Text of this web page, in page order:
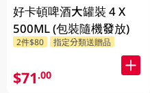
好卡頓啤酒大罐裝 4 X
500ML (包裝隨機發放)
2件$80 指定分類送贈品
$71.00